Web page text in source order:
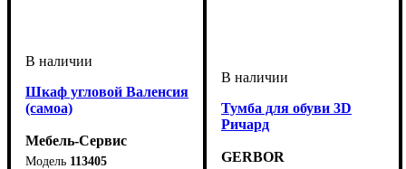
Шкаф угловой Валенсия
(самоа)
Мебель-Сервис
113405
Тумба для обуви 3D
Ричард
GERBOR